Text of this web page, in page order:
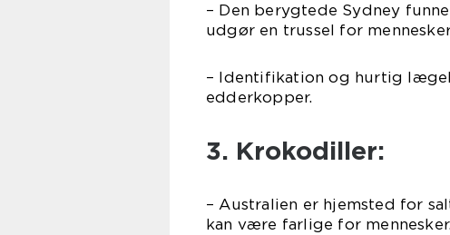
– Den berygtede Sydney
udgør en trussel for
– Identifikation og hurtig
edderkopper.
3. Krokodiller:
– Australien er hjemsted for
kan være farlige for mennesker.